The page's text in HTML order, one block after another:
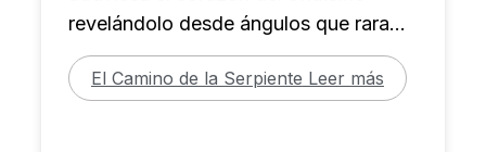
revelándolo desde ángulos que rara
vez se encuentran […]
El Camino de la Serpiente Leer más